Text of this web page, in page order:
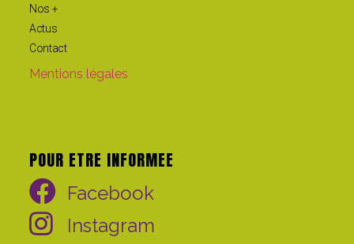
Nos +
Actus
Contact
Mentions légales
POUR ETRE INFORMEE
Facebook
Instagram